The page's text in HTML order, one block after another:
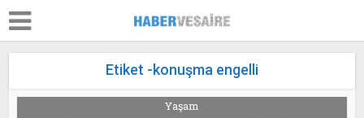
Etiket -konuşma engelli
Yaşam